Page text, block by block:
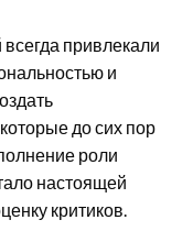
привлекали
и
до сих пор
роли
настоящей
критиков.